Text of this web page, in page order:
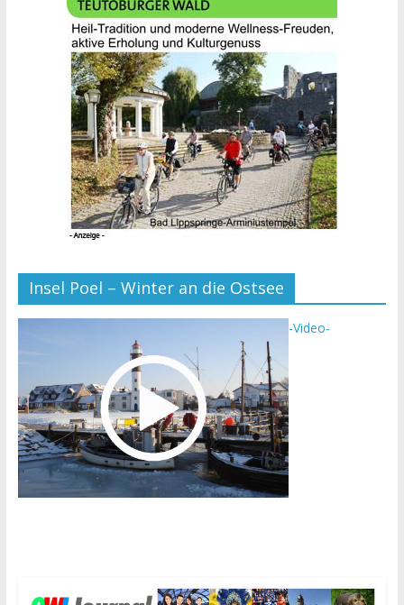
Insel Poel – Winter an die Ostsee
-Video-